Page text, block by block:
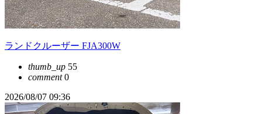
ランドクルーザー FJA300W
thumb_up 55
comment0
2026/08/07 09:36